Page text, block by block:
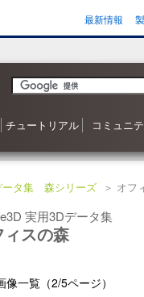
最新情報
ズ
FAQ）
ジベースへようこそ
チュートリアル
目次
Shade 3D の使い方
カスタマイズはいかがですか
シャーロットのチュートリア
ビデオチュートリアル
ポリゴンメッシュでキャラク
アニメーション事始め
チャレンジ！3D
Adobe製品と連携！
書籍リスト
コミュニ
Shade3D
事例紹介
特集・コ
ギャラリー
ータ集 森シリーズ ＞ オフ
実用3Dデータ集
ィスの森
像一覧（2/5ページ）